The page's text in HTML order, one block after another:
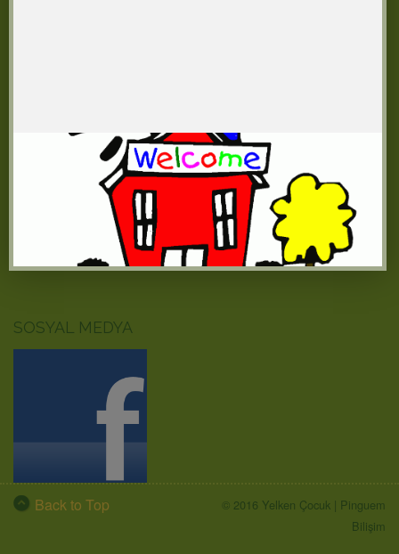
SOSYAL MEDYA
Back to Top © 2016 Yelken Çocuk | Pinguem
Bilişim